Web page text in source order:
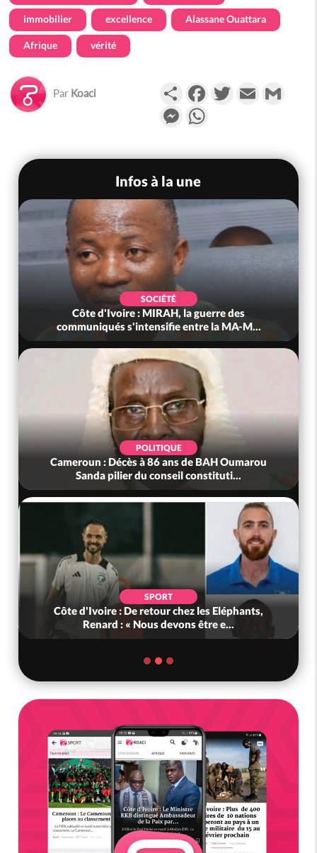
immobilier excellence Alassane Ouattara
Afrique vérité
Par Koaci PartagerFacebookTwitterEmail
Messenger
Infos à la une
SOCIÉTÉ
Côte d'Ivoire : MIRAH, la guerre des
communiqués s'intensifie entre la MA-M...
POLITIQUE
Cameroun : Décès à 86 ans de BAH Oumarou
Sanda pilier du conseil constituti...
SPORT
Côte d'Ivoire : De retour chez les Eléphants,
Renard : « Nous devons être e...